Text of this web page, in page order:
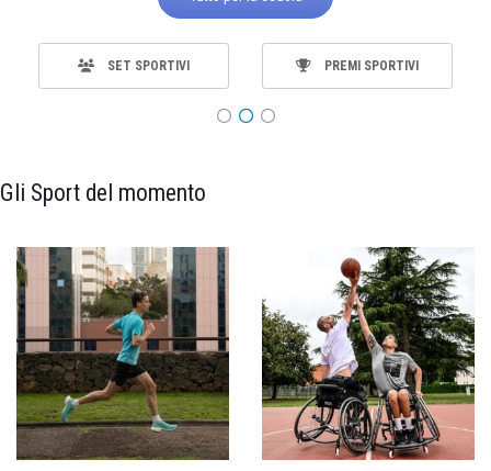
SET SPORTIVI PREMI SPORTIVI
Gli Sport del momento